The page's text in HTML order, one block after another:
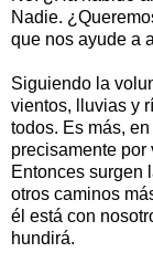
Nadie.
que nos ayude a
Siguiendo la
vientos, lluvias y
todos. Es más,
precisamente
Entonces surgen
otros caminos
él está con
hundirá.